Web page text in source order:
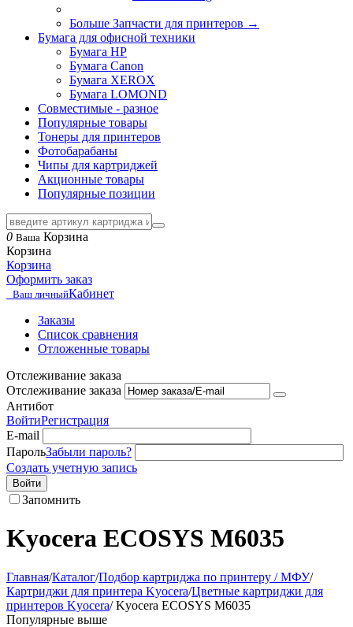
Больше Запчасти для принтеров →
Бумага для офисной техники
Бумага HP
Бумага Canon
Бумага XEROX
Бумага LOMOND
Совместимые - разное
Популярные товары
Тонеры для принтеров
Фотобарабаны
Чипы для картриджей
Акционные товары
Популярные позиции
0 Ваша Корзина
Корзина
Корзина
Оформить заказ
Ваш личныйКабинет
Заказы
Список сравнения
Отложенные товары
Отслеживание заказа
Отслеживание заказа
Антибот
ВойтиРегистрация
E-mail
ПарольЗабыли пароль?
Создать учетную запись
Войти
Запомнить
Kyocera ECOSYS M6035
Главная/Каталог/Подбор картриджа по принтеру / МФУ/
Картриджи для принтера Kyocera/Цветные картриджи для
принтеров Kyocera/Kyocera ECOSYS M6035
Популярные выше